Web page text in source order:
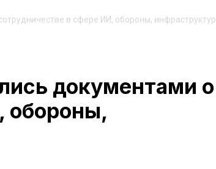
в сфере ИИ, обороны, инфраструктур
документами о
обороны,